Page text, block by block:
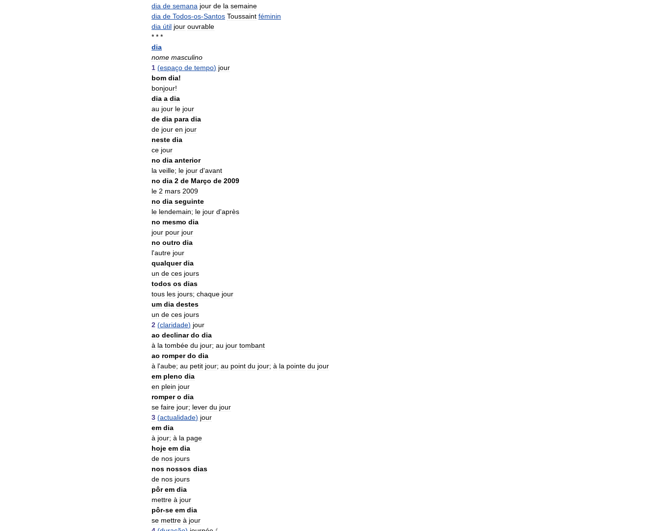
dia de semana jour de la semaine
dia de Todos-os-Santos Toussaint féminin
dia útil jour ouvrable
* * *
dia
nome masculino
1 (espaço de tempo) jour
bom dia!
bonjour!
dia a dia
au jour le jour
de dia para dia
de jour en jour
neste dia
ce jour
no dia anterior
la veille; le jour d'avant
no dia 2 de Março de 2009
le 2 mars 2009
no dia seguinte
le lendemain; le jour d'après
no mesmo dia
jour pour jour
no outro dia
l'autre jour
qualquer dia
un de ces jours
todos os dias
tous les jours; chaque jour
um dia destes
un de ces jours
2 (claridade) jour
ao declinar do dia
à la tombée du jour; au jour tombant
ao romper do dia
à l'aube; au petit jour; au point du jour; à la pointe du jour
em pleno dia
en plein jour
romper o dia
se faire jour; lever du jour
3 (actualidade) jour
em dia
à jour; à la page
hoje em dia
de nos jours
nos nossos dias
de nos jours
pôr em dia
mettre à jour
pôr-se em dia
se mettre à jour